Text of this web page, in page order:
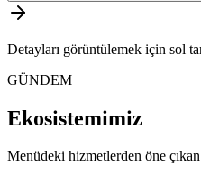
Detayları görüntülemek için sol
GÜNDEM
Ekosistemimiz
Menüdeki hizmetlerden öne